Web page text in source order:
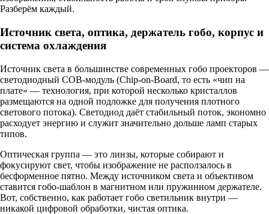
Разберём каждый.
Источник света, оптика, держатель гобо, корпус и
система охлаждения
Источник света в большинстве современных гобо проекторов —
светодиодный COB-модуль (Chip-on-Board, то есть «чип на
плате» — технология, при которой несколько кристаллов
размещаются на одной подложке для получения плотного
светового потока). Светодиод даёт стабильный поток, экономно
расходует энергию и служит значительно дольше ламп старых
типов.
Оптическая группа — это линзы, которые собирают и
фокусируют свет, чтобы изображение не расползалось в
бесформенное пятно. Между источником света и объективом
ставится гобо-шаблон в магнитном или пружинном держателе.
Вот, собственно, как работает гобо светильник внутри —
никакой цифровой обработки, чистая оптика.